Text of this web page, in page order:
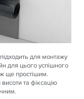
для монтажу
для цього успішного
ще простішим.
та фіксацію